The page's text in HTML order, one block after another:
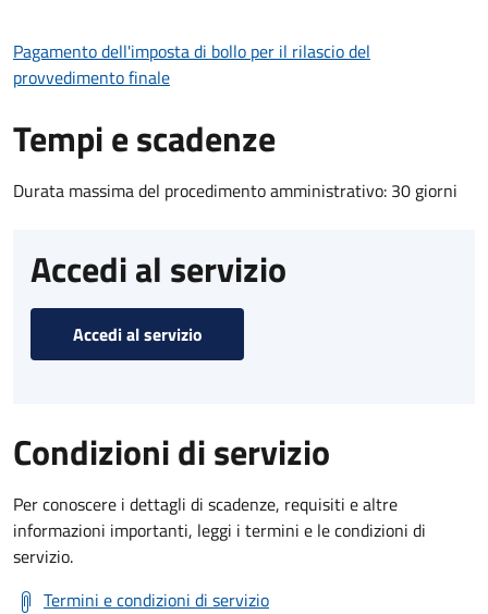
Pagamento dell'imposta di bollo per il rilascio del
provvedimento finale
Tempi e scadenze
Durata massima del procedimento amministrativo: 30 giorni
Accedi al servizio
Accedi al servizio
Condizioni di servizio
Per conoscere i dettagli di scadenze, requisiti e altre
informazioni importanti, leggi i termini e le condizioni di
servizio.
Termini e condizioni di servizio